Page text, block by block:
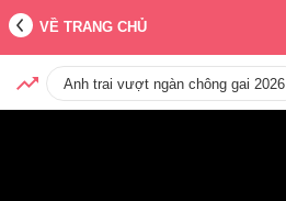
VỀ TRANG CHỦ
Anh trai vượt ngàn chông gai 2026